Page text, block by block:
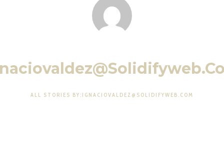
ALL STORIES BY:IGNACIOVALDEZ@SOLIDIFYWEB.COM